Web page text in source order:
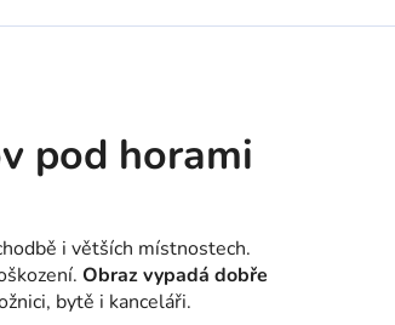
pod horami
i větších místnostech.
Obraz vypadá dobře
bytě i kanceláři.